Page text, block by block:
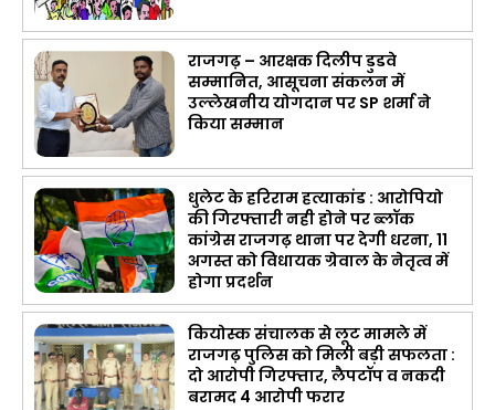
राजगढ़ – आरक्षक दिलीप डुडवे
सम्मानित, आसूचना संकलन में
उल्लेखनीय योगदान पर SP शर्मा ने
किया सम्मान
धुलेट के हरिराम हत्याकांड : आरोपियो
की गिरफ्तारी नही होने पर ब्लॉक
कांग्रेस राजगढ़ थाना पर देगी धरना, 11
अगस्त को विधायक ग्रेवाल के नेतृत्व में
होगा प्रदर्शन
कियोस्क संचालक से लूट मामले में
राजगढ़ पुलिस को मिली बड़ी सफलता :
दो आरोपी गिरफ्तार, लैपटॉप व नकदी
बरामद 4 आरोपी फरार